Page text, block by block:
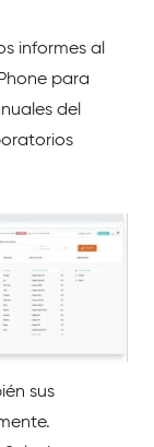
informes al
para
del
sus